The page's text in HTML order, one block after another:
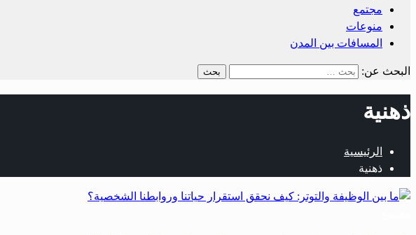
مجتمع
منوعات
المسافات بين المدن
البحث عن:
ذهنية
الرئيسية
ذهنية